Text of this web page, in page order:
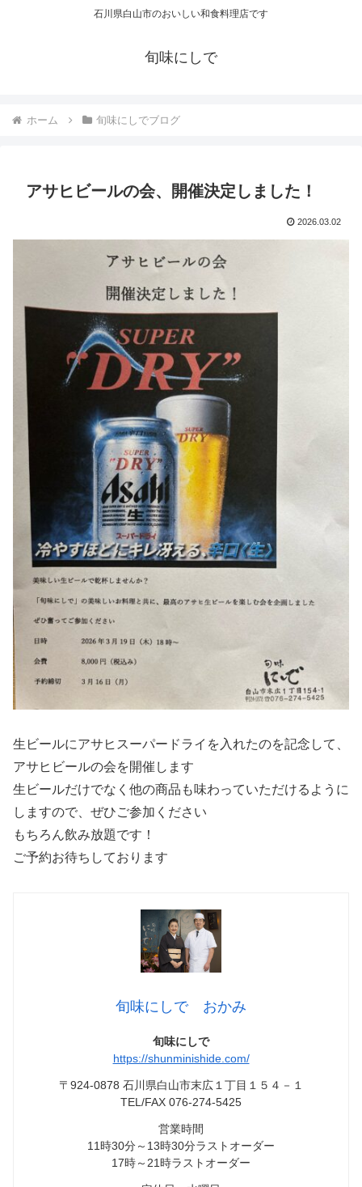
石川県白山市のおいしい和食料理店です
旬味にしで
ホーム 旬味にしでブログ
アサヒビールの会、開催決定しました！
2026.03.02
生ビールにアサヒスーパードライを入れたのを記念して、
アサヒビールの会を開催します
生ビールだけでなく他の商品も味わっていただけるように
しますので、ぜひご参加ください
もちろん飲み放題です！
ご予約お待ちしております
旬味にしで おかみ
旬味にしで
https://shunminishide.com/
〒924-0878 石川県白山市末広１丁目１５４－１
TEL/FAX 076-274-5425
営業時間
11時30分～13時30分ラストオーダー
17時～21時ラストオーダー